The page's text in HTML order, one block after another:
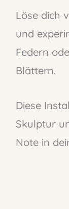
Löse dich
und
Federn
Blättern.
Diese
Skulptur
Note in